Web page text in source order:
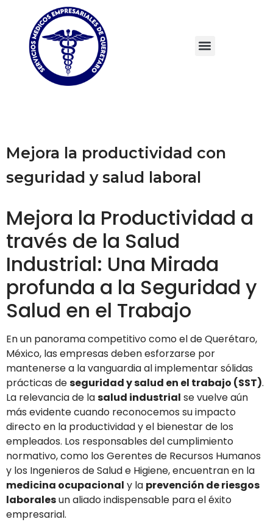
Mejora la productividad con
seguridad y salud laboral
Mejora la Productividad a
través de la Salud
Industrial: Una Mirada
profunda a la Seguridad y
Salud en el Trabajo
En un panorama competitivo como el de Querétaro,
México, las empresas deben esforzarse por
mantenerse a la vanguardia al implementar sólidas
prácticas deseguridad y salud en el trabajo (SST).
La relevancia de lasalud industrial se vuelve aún
más evidente cuando reconocemos su impacto
directo en la productividad y el bienestar de los
empleados. Los responsables del cumplimiento
normativo, como los Gerentes de Recursos Humanos
y los Ingenieros de Salud e Higiene, encuentran en la
medicina ocupacional y la prevención de riesgos
laboralesun aliado indispensable para el éxito
empresarial.